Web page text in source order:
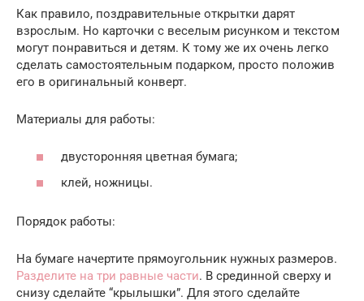
Как правило, поздравительные открытки дарят
взрослым. Но карточки с веселым рисунком и текстом
могут понравиться и детям. К тому же их очень легко
сделать самостоятельным подарком, просто положив
его в оригинальный конверт.
Материалы для работы:
двусторонняя цветная бумага;
клей, ножницы.
Порядок работы:
На бумаге начертите прямоугольник нужных размеров.
Разделите на три равные части. В срединной сверху и
снизу сделайте “крылышки”. Для этого сделайте